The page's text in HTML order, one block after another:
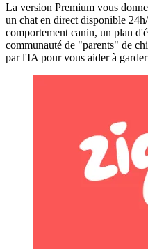
La version Premium vous
un chat en direct disponible
comportement canin, un plan
communauté de "parents" de
par l'IA pour vous aider à